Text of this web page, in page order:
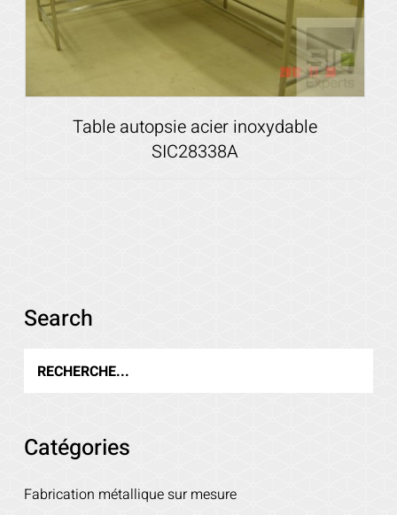
Table autopsie acier inoxydable
SIC28338A
Search
Catégories
Fabrication métallique sur mesure